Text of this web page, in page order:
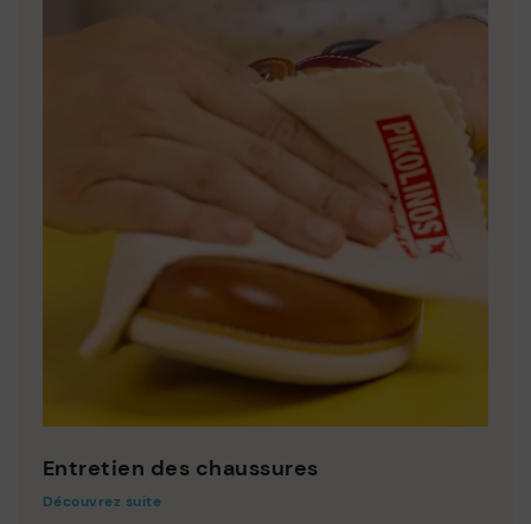
Entretien des chaussures
Découvrez suite